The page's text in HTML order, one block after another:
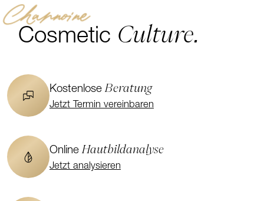
Channoine
Cosmetic Culture.
KostenloseBeratung
Jetzt Termin vereinbaren
OnlineHautbildanalyse
Jetzt analysieren